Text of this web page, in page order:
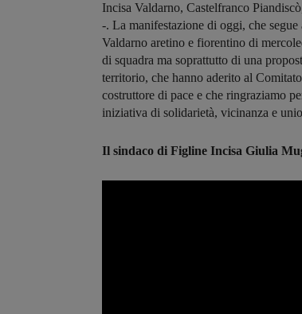
Incisa Valdarno, Castelfranco
-. La manifestazione di oggi, che
Valdarno aretino e fiorentino di
di squadra ma soprattutto di una
territorio, che hanno aderito al
costruttore di pace e che ringraziamo
iniziativa di solidarietà, vicinanza e
Il sindaco di Figline Incisa Giulia